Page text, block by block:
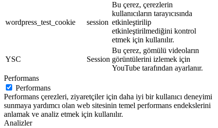
wordpress_test_cookie session
Bu çerez, çerezlerin
kullanıcıların tarayıcısında
etkinleştirilip
etkinleştirilmediğini kontrol
etmek için kullanılır.
YSC Session
Bu çerez, gömülü videoların
görüntülerini izlemek için
YouTube tarafından ayarlanır.
Performans
Performans
Performans çerezleri, ziyaretçiler için daha iyi bir kullanıcı deneyimi
sunmaya yardımcı olan web sitesinin temel performans endekslerini
anlamak ve analiz etmek için kullanılır.
Analizler